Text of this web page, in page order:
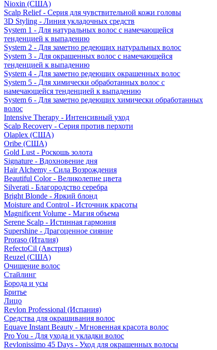
Nioxin (США)
Scalp Relief - Серия для чувствительной кожи головы
3D Styling - Линия укладочных средств
System 1 - Для натуральных волос с намечающейся
тенденцией к выпадению
System 2 - Для заметно редеющих натуральных волос
System 3 - Для окрашенных волос с намечающейся
тенденцией к выпадению
System 4 - Для заметно редеющих окрашенных волос
System 5 - Для химически обработанных волос с
намечающейся тенденцией к выпадению
System 6 - Для заметно редеющих химически обработанных
волос
Intensive Therapy - Интенсивный уход
Scalp Recovery - Серия против перхоти
Olaplex (США)
Oribe (США)
Gold Lust - Роскошь золота
Signature - Вдохновение дня
Hair Alchemy - Сила Возрождения
Beautiful Color - Великолепие цвета
Silverati - Благородство серебра
Bright Blonde - Яркий блонд
Moisture and Control - Источник красоты
Magnificent Volume - Магия объема
Serene Scalp - Истинная гармония
Supershine - Драгоценное сияние
Proraso (Италия)
RefectoCil (Австрия)
Reuzel (США)
Очищение волос
Стайлинг
Борода и усы
Бритье
Лицо
Revlon Professional (Испания)
Средства для окрашивания волос
Equave Instant Beauty - Мгновенная красота волос
Pro You - Для ухода и укладки волос
Revlonissimo 45 Days - Уход для окрашенных волосы